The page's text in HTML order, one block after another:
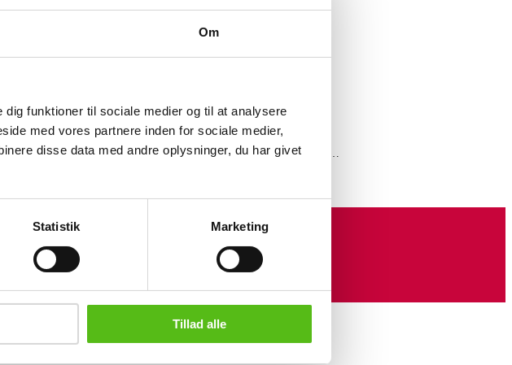
Om
funktioner til sociale medier og til at analysere
med vores partnere inden for sociale medier,
disse data med andre oplysninger, du har givet
Statistik Marketing
Tillad alle
med 7 gear. Låst. Stelstr 55 cm. Stelnummer WBL106364C.
. Fremstår med brugsspor, manglende støtteben samt rust.
med 7 gear. Låst. Stelstr 58 cm. Stelnummer WMB51053F.
brugsspor, styr har sat sig samt rust. (5) 6092, 6093, 6089, 6057,
i din email.